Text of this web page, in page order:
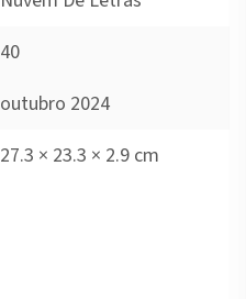
40
outubro 2024
27.3 × 23.3 × 2.9 cm